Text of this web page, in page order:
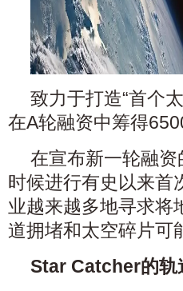
致力于打造“首个
在A轮融资中筹得
在宣布新一轮融
时候进行有史以来首
业越来越多地寻求将
道拥堵和太空碎片可
Star Catcher的轨